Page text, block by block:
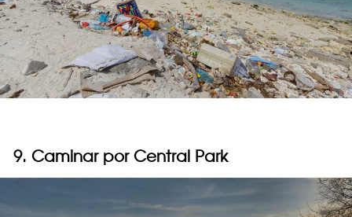
9. Caminar por Central Park